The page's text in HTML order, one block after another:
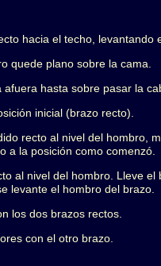
hacia el techo, levantando
quede plano sobre la cama.
hasta sobre pasar la
inicial (brazo recto).
recto al nivel del hombro,
a la posición como comenzó.
al nivel del hombro. Lleve
levante el hombro del brazo.
los dos brazos rectos.
con el otro brazo.